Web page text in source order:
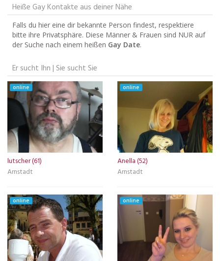
Heiße Gay Kontakte aus deiner Nähe
Falls du hier eine dir bekannte Person findest, respektiere
bitte ihre Privatsphäre. Diese Männer & Frauen sind NUR auf
der Suche nach einem heißen Gay Date.
Er sucht Ihn | Sie sucht Sie
online
lutscher (61)
Arnstadt
online
Anella (52)
Arnstadt
online online